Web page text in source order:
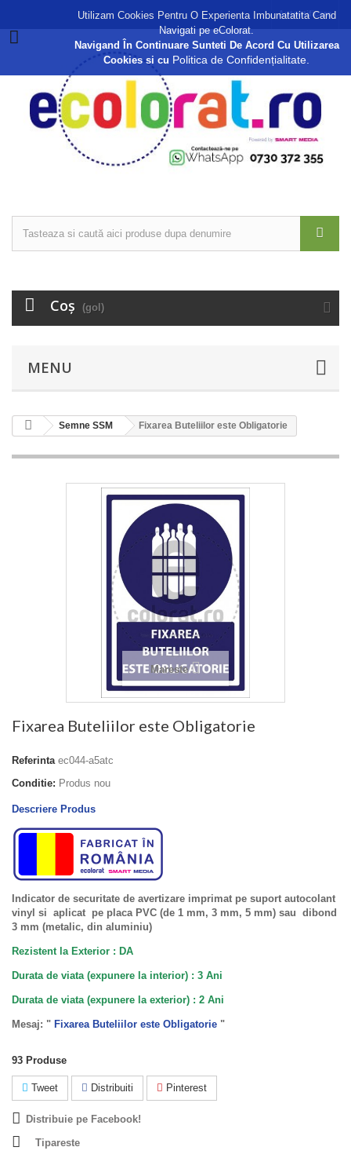
Autentificare
Coş (gol)
MENU
Semne SSM Fixarea Buteliilor este Obligatorie
Mareste
Fixarea Buteliilor este Obligatorie
Referinta ec044-a5atc
Conditie: Produs nou
Descriere Produs
Indicator de securitate de avertizare imprimat pe suport autocolant
vinyl si aplicat pe placa PVC (de 1 mm, 3 mm, 5 mm) sau dibond
3 mm (metalic, din aluminiu)
Rezistent la Exterior : DA
Durata de viata (expunere la interior) : 3 Ani
Durata de viata (expunere la exterior) : 2 Ani
Mesaj: " Fixarea Buteliilor este Obligatorie "
93 Produse
Tweet Distribuiti Pinterest
Distribuie pe Facebook!
Tipareste
Utilizam Cookies Pentru O Experienta Imbunatatita Cand
Navigati pe eColorat.
Navigand În Continuare Sunteti De Acord Cu Utilizarea
Cookies si cu Politica de Confidențialitate.